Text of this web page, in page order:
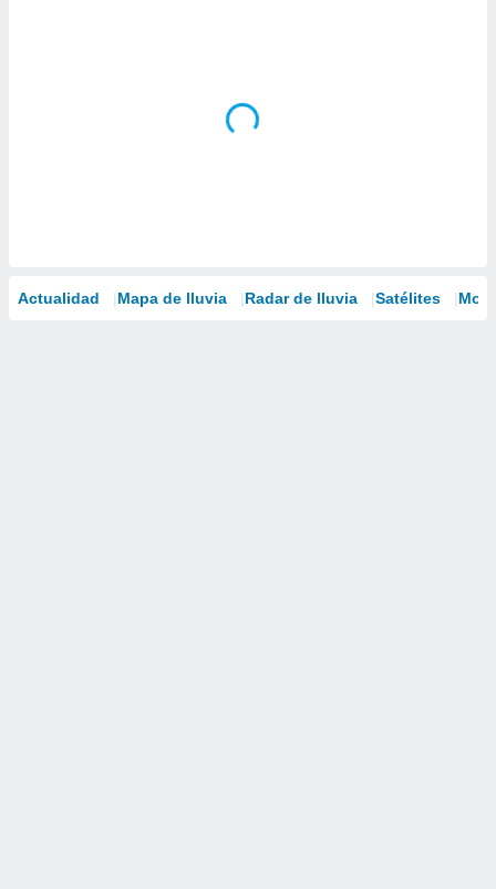
Actualidad Mapa de lluvia Radar de lluvia Satélites